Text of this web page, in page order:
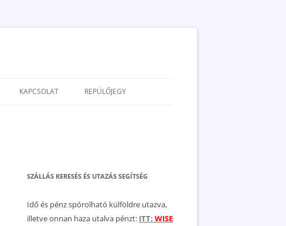
KAPCSOLAT REPÜLŐJEGY
SZÁLLÁS KERESÉS ÉS UTAZÁS SEGÍTSÉG
Idő és pénz spórolható külföldre utazva,
illetve onnan haza utalva pénzt: ITT: WISE